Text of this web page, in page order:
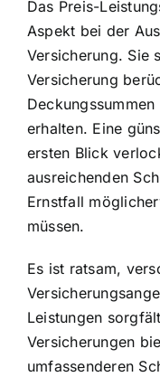
Das Preis-
Aspekt bei der
Versicherung. Sie
Versicherung
erhalten. Eine
ersten Blick
ausreichenden
Ernstfall
müssen.
Es ist ratsam,
Leistungen
Versicherungen
umfassenderen